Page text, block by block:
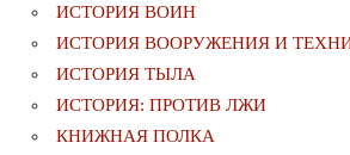
ИСТОРИЯ ВОИН
ИСТОРИЯ ВООРУЖЕНИЯ И
ИСТОРИЯ ТЫЛА
ИСТОРИЯ: ПРОТИВ ЛЖИ
КНИЖНАЯ ПОЛКА